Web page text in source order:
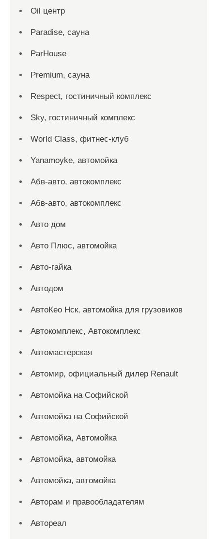
Oil центр
Paradise, сауна
ParHouse
Premium, сауна
Respect, гостиничный комплекс
Sky, гостиничный комплекс
World Class, фитнес-клуб
Yanamoyke, автомойка
Абв-авто, автокомплекс
Абв-авто, автокомплекс
Авто дом
Авто Плюс, автомойка
Авто-гайка
Автодом
АвтоКео Нск, автомойка для грузовиков
Автокомплекс, Автокомплекс
Автомастерская
Автомир, официальный дилер Renault
Автомойка на Софийской
Автомойка на Софийской
Автомойка, Автомойка
Автомойка, автомойка
Автомойка, автомойка
Авторам и правообладателям
Автореал